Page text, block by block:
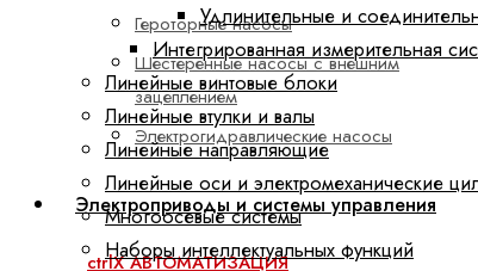
Героторные насосы
Шестеренные насосы с внешним
зацеплением
Электрогидравлические насосы
Электроприводы и системы управления
ctrlX АВТОМАТИЗАЦИЯ
Удлинительные и
Интегрированная измерительная
Линейные винтовые блоки
Линейные втулки и валы
Линейные направляющие
Линейные оси и электромеханические
Многоосевые системы
Наборы интеллектуальных функций